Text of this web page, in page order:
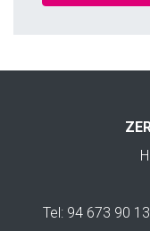
Tel: 94 673 90